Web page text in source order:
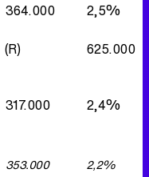
364.000
2,5%
(R)
625.000
317.000 2,4%
353.000 2,2%